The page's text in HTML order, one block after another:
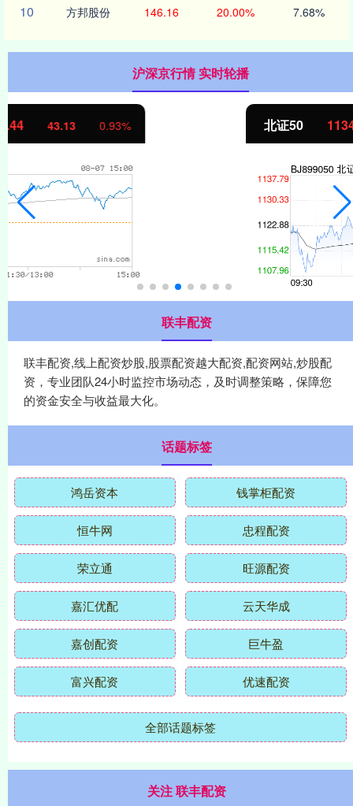
10 方邦股份 146.16 20.00% 7.68%
沪深京行情 实时轮播
北证50 1.01%
联丰配资
联丰配资,线上配资炒股,股票配资越大配资,配资网站,炒股配
资，专业团队24小时监控市场动态，及时调整策略，保障您
的资金安全与收益最大化。
话题标签
鸿岳资本 钱掌柜配资
恒牛网 忠程配资
荣立通 旺源配资
嘉汇优配 云天华成
嘉创配资 巨牛盈
富兴配资 优速配资
全部话题标签
关注 联丰配资